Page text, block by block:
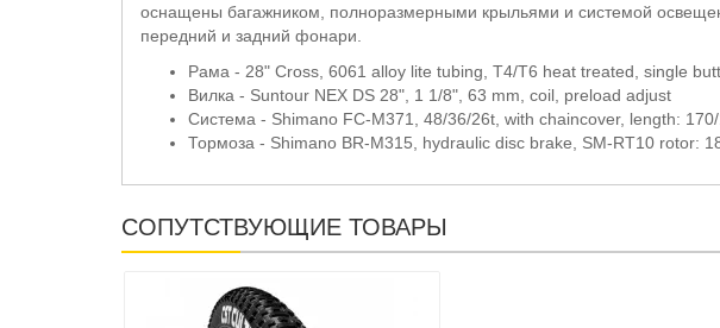
оснащены багажником, полноразмерными крыльями и системой
передний и задний фонари.
Рама - 28" Cross, 6061 alloy lite tubing, T4/T6 heat treated, single
Вилка - Suntour NEX DS 28", 1 1/8", 63 mm, coil, preload adjust
Система - Shimano FC-M371, 48/36/26t, with chaincover, length:
Тормоза - Shimano BR-M315, hydraulic disc brake, SM-RT10 rotor:
СОПУТСТВУЮЩИЕ ТОВАРЫ